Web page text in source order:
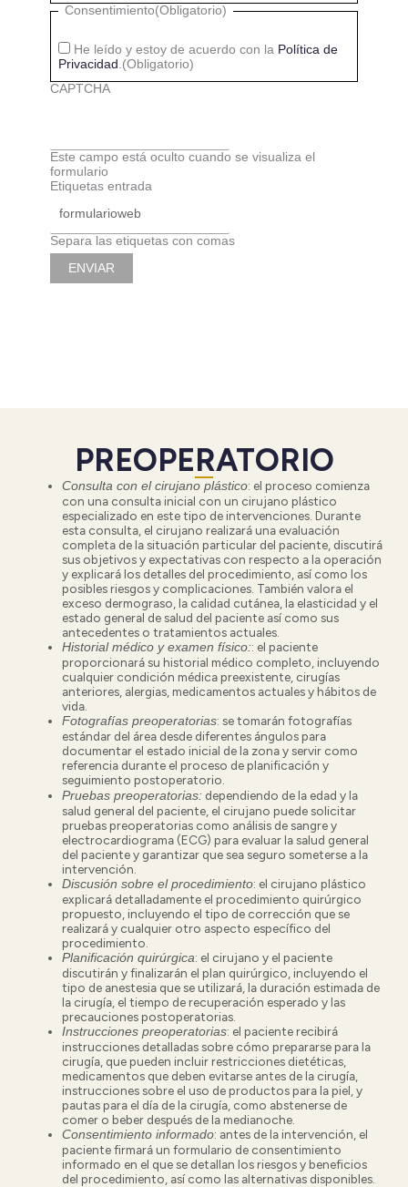
Consentimiento(Obligatorio)
He leído y estoy de acuerdo con la Política de
Privacidad (Obligatorio)
CAPTCHA
Este campo está oculto cuando se visualiza el
formulario
Etiquetas entrada
Separa las etiquetas con comas
PREOPERATORIO
Consulta con el cirujano plástico: el proceso comienza
con una consulta inicial con un cirujano plástico
especializado en este tipo de intervenciones. Durante
esta consulta, el cirujano realizará una evaluación
completa de la situación particular del paciente, discutirá
sus objetivos y expectativas con respecto a la operación
y explicará los detalles del procedimiento, así como los
posibles riesgos y complicaciones. También valora el
exceso dermograso, la calidad cutánea, la elasticidad y el
estado general de salud del paciente así como sus
antecedentes o tratamientos actuales.
Historial médico y examen físico:: el paciente
proporcionará su historial médico completo, incluyendo
cualquier condición médica preexistente, cirugías
anteriores, alergias, medicamentos actuales y hábitos de
vida.
Fotografías preoperatorias: se tomarán fotografías
estándar del área desde diferentes ángulos para
documentar el estado inicial de la zona y servir como
referencia durante el proceso de planificación y
seguimiento postoperatorio.
Pruebas preoperatorias: dependiendo de la edad y la
salud general del paciente, el cirujano puede solicitar
pruebas preoperatorias como análisis de sangre y
electrocardiograma (ECG) para evaluar la salud general
del paciente y garantizar que sea seguro someterse a la
intervención.
Discusión sobre el procedimiento: el cirujano plástico
explicará detalladamente el procedimiento quirúrgico
propuesto, incluyendo el tipo de corrección que se
realizará y cualquier otro aspecto específico del
procedimiento.
Planificación quirúrgica: el cirujano y el paciente
discutirán y finalizarán el plan quirúrgico, incluyendo el
tipo de anestesia que se utilizará, la duración estimada de
la cirugía, el tiempo de recuperación esperado y las
precauciones postoperatorias.
Instrucciones preoperatorias: el paciente recibirá
instrucciones detalladas sobre cómo prepararse para la
cirugía, que pueden incluir restricciones dietéticas,
medicamentos que deben evitarse antes de la cirugía,
instrucciones sobre el uso de productos para la piel, y
pautas para el día de la cirugía, como abstenerse de
comer o beber después de la medianoche.
Consentimiento informado: antes de la intervención, el
paciente firmará un formulario de consentimiento
informado en el que se detallan los riesgos y beneficios
del procedimiento, así como las alternativas disponibles.